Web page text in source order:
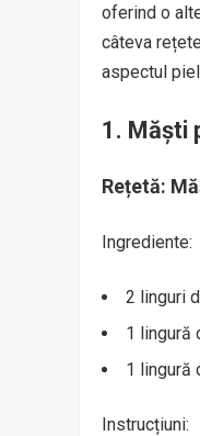
oferind o
câteva
aspectul
1. Măști
Rețetă:
Ingrediente:
2 linguri
1 lingură
1 lingură
Instrucțiuni: